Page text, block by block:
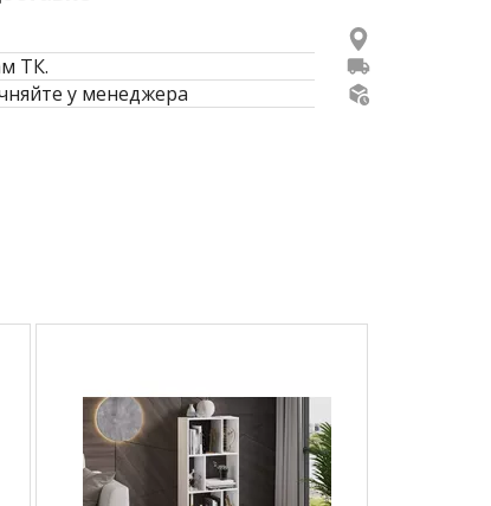
ТК.
у менеджера